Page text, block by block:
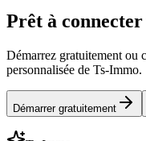
Prêt à
Démarrez gratuitement ou
personnalisée de Ts-Immo.
Démarrer gratuitement